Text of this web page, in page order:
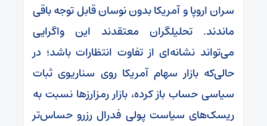
سران اروپا و آمریکا بدون نوسان قابل توجه باقی
ماندند. تحلیلگران معتقدند این واگرایی
می‌تواند نشانه‌ای از تفاوت انتظارات باشد؛ در
حالی‌که بازار سهام آمریکا روی سناریوی ثبات
سیاسی حساب باز کرده، بازار رمزارزها نسبت به
ریسک‌های سیاست پولی فدرال رزرو حساس‌تر